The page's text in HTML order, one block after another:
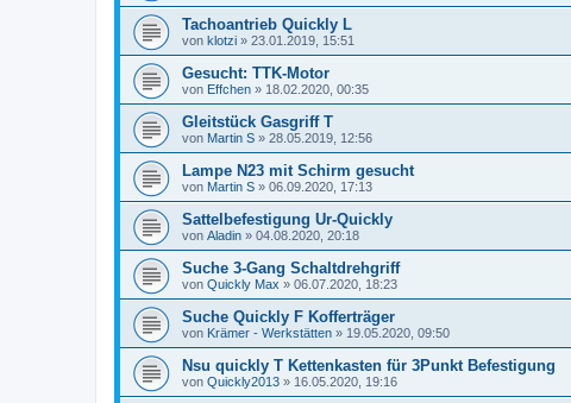
Tachoantrieb Quickly L
von klotzi » 23.01.2019, 15:51
Gesucht: TTK-Motor
von Effchen » 18.02.2020, 00:35
Gleitstück Gasgriff T
von Martin S » 28.05.2019, 12:56
Lampe N23 mit Schirm gesucht
von Martin S » 06.09.2020, 17:13
Sattelbefestigung Ur-Quickly
von Aladin » 04.08.2020, 20:18
Suche 3-Gang Schaltdrehgriff
von Quickly Max » 06.07.2020, 18:23
Suche Quickly F Kofferträger
von Krämer - Werkstätten » 19.05.2020, 09:50
Nsu quickly T Kettenkasten für 3Punkt Befestigung
von Quickly2013 » 16.05.2020, 19:16